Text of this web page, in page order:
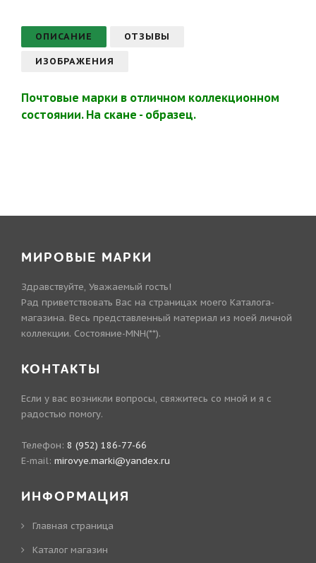
ОПИСАНИЕ ОТЗЫВЫ
ИЗОБРАЖЕНИЯ
Почтовые марки в отличном коллекционном
состоянии. На скане - образец.
МИРОВЫЕ МАРКИ
Здравствуйте, Уважаемый гость!
Рад приветствовать Вас на страницах моего Каталога-
магазина. Весь представленный материал из моей личной
коллекции. Состояние-MNH(**).
КОНТАКТЫ
Если у вас возникли вопросы, свяжитесь со мной и я с
радостью помогу.
Телефон: 8 (952) 186-77-66
E-mail: mirovye.marki@yandex.ru
ИНФОРМАЦИЯ
Главная страница
Каталог магазин